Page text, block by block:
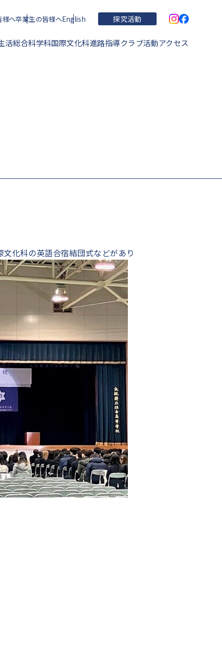
様へ卒業生の皆様へEnglish 探究活動
活総合科学科国際文化科進路指導クラブ活動アクセス
化科の英語合宿結団式などがあり